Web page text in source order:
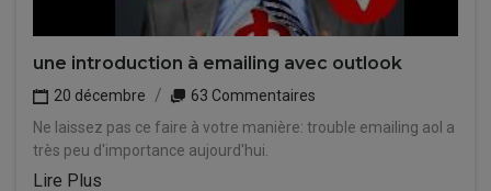
une introduction à emailing avec outlook
20 décembre
63 Commentaires
Ne laissez pas ce faire à votre manière: trouble emailing aol a
très peu d'importance aujourd'hui.
Lire Plus